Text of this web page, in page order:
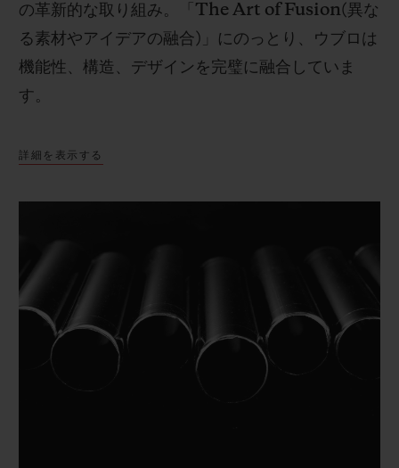
の革新的な取り組み。「 The Art of Fusion(異な
る素材やアイデアの融合) 」にのっとり、ウブロは
機能性、構造、デザインを完璧に融合していま
す。
詳細を表示する